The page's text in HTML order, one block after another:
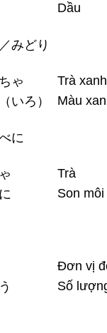
Dầu
みどり
ゃ
Trà xanh
いろ） Màu
に
Trà
Son môi
Đơn vị
Số